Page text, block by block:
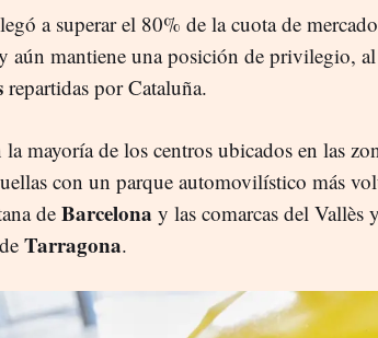
a superar el 80% de la cuota de
aún mantiene una posición de privilegio, al
repartidas por Cataluña.
mayoría de los centros ubicados en las
con un parque automovilístico más
deBarcelona y las comarcas del Vallès
Tarragona.